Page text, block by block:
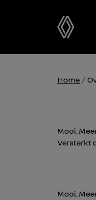
Home
Mooi.
Versterkt
Mooi.